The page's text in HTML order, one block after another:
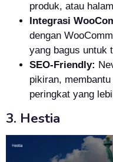
produk, atau
Integrasi
dengan
yang bagus untuk
SEO-Friendly:
pikiran,
peringkat yang
3. Hestia